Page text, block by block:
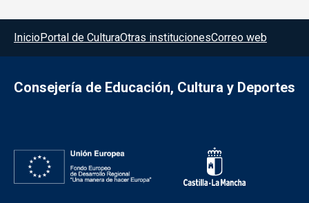
Menú del pie
InicioPortal de CulturaOtras institucionesCorreo web
Consejería de Educación, Cultura y Deportes